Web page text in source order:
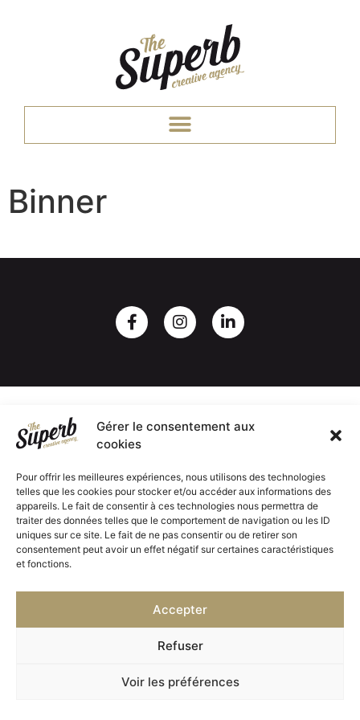
Gérer le consentement aux
cookies
Pour offrir les meilleures expériences, nous utilisons des technologies
telles que les cookies pour stocker et/ou accéder aux informations des
appareils. Le fait de consentir à ces technologies nous permettra de
traiter des données telles que le comportement de navigation ou les ID
uniques sur ce site. Le fait de ne pas consentir ou de retirer son
consentement peut avoir un effet négatif sur certaines caractéristiques
et fonctions.
Accepter
Refuser
Voir les préférences
Binner